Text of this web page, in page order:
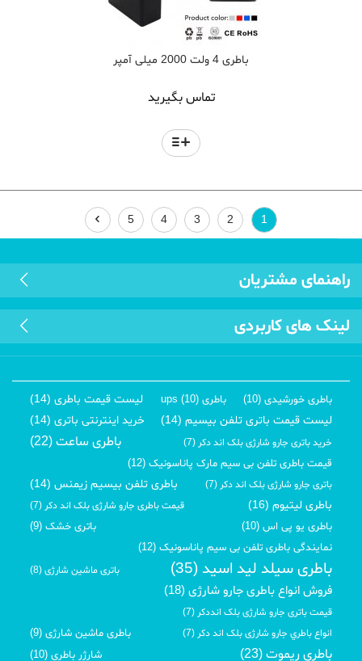
باطری 4 ولت 2000 میلی آمپر
تماس بگیرید
1
2
3
4
5
راهنمای مشتریان
لینک های کاربردی
باطری خورشیدی (10) باطری ups (10)
لیست قیمت باطری (14)
لیست قیمت باتری تلفن بیسیم (14)
خرید اینترنتی باتری (14)
خرید باتری جارو شارژی بلک اند دکر (7) باطری ساعت (22)
قیمت باطری تلفن بی سیم مارک پاناسونیک (12)
باتری جارو شارژی بلک اند دکر (7)
باطری تلفن بیسیم زیمنس (14)
باطری لیتیوم (16)
قیمت باطری جارو شارژی بلک اند دکر (7)
باطری یو پی اس (10)
باتری خشک (9)
نمایندگی باطری تلفن بی سیم پاناسونیک (12)
باطری سیلد لید اسید (35) باتری ماشین شارژی (8)
فروش انواع باطری جارو شارژی (18)
قیمت باتری جارو شارژی بلک انددکر (7)
انواع باطري جارو شارژی بلک اند دکر (7)
باطری ماشین شارژی (9)
باطری ریموت (23) شارژر باطری (10)